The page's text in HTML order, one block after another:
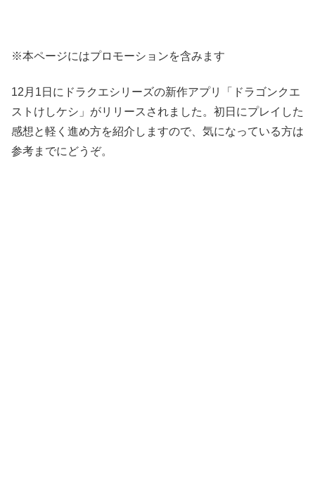
※本ページにはプロモーションを含みます
12月1日にドラクエシリーズの新作アプリ「ドラゴンクエ
ストけしケシ」がリリースされました。初日にプレイした
感想と軽く進め方を紹介しますので、気になっている方は
参考までにどうぞ。